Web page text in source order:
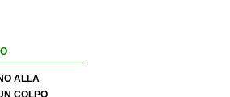
ALLA